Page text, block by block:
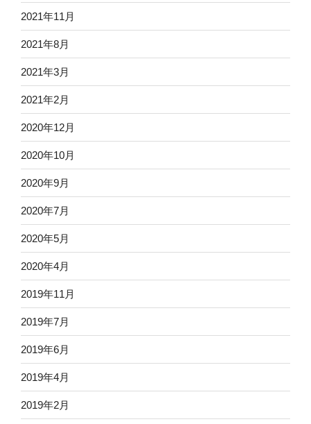
2021年11月
2021年8月
2021年3月
2021年2月
2020年12月
2020年10月
2020年9月
2020年7月
2020年5月
2020年4月
2019年11月
2019年7月
2019年6月
2019年4月
2019年2月